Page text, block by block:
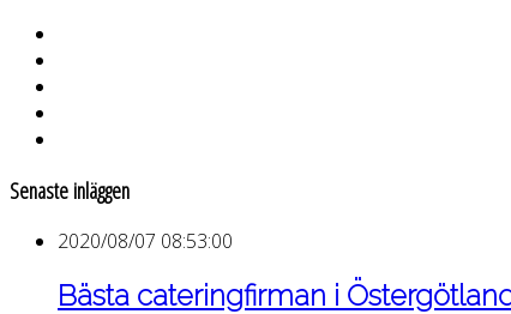
Senaste inläggen
2020/08/07 08:53:00
Bästa cateringfirman i